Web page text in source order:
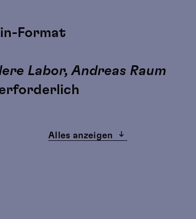
Format
Labor, Andreas Raum
auch schmutzig werden darf.
Alles anzeigen